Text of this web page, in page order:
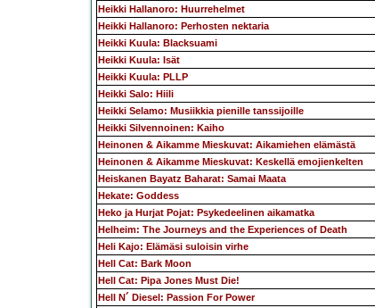
Heikki Hallanoro: Huurrehelmet
Heikki Hallanoro: Perhosten nektaria
Heikki Kuula: Blacksuami
Heikki Kuula: Isät
Heikki Kuula: PLLP
Heikki Salo: Hiili
Heikki Selamo: Musiikkia pienille tanssijoille
Heikki Silvennoinen: Kaiho
Heinonen & Aikamme Mieskuvat: Aikamiehen elämästä
Heinonen & Aikamme Mieskuvat: Keskellä emojienkelten
Heiskanen Bayatz Baharat: Samai Maata
Hekate: Goddess
Heko ja Hurjat Pojat: Psykedeelinen aikamatka
Helheim: The Journeys and the Experiences of Death
Heli Kajo: Elämäsi suloisin virhe
Hell Cat: Bark Moon
Hell Cat: Pipa Jones Must Die!
Hell N´ Diesel: Passion For Power